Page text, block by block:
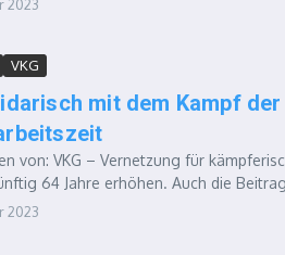
2023
VKG
mit dem Kampf
von: VKG – Vernetzung für
64 Jahre erhöhen. Auch die
2023